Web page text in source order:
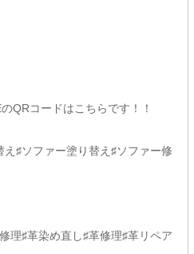
QRコードはこちらです！！
♯ソファー塗り替え♯ソファー修
理♯革染め直し♯革修理♯革リペア